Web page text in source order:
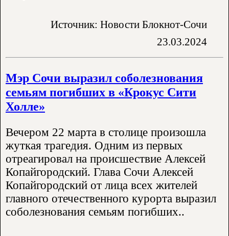
Источник: Новости Блокнот-Сочи
23.03.2024
Мэр Сочи выразил соболезнования
семьям погибших в «Крокус Сити
Холле»
Вечером 22 марта в столице произошла
жуткая трагедия. Одним из первых
отреагировал на происшествие Алексей
Копайгородский. Глава Сочи Алексей
Копайгородский от лица всех жителей
главного отечественного курорта выразил
соболезнования семьям погибших..